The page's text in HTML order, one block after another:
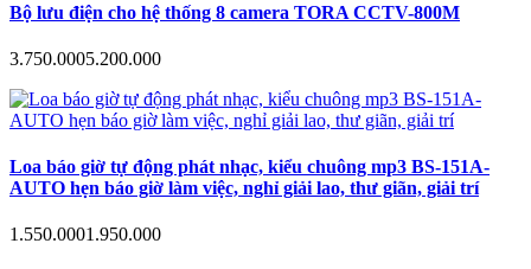
Bộ lưu điện cho hệ thống 8 camera TORA CCTV-800M
3.750.0005.200.000
Loa báo giờ tự động phát nhạc, kiểu chuông mp3 BS-151A-
AUTO hẹn báo giờ làm việc, nghỉ giải lao, thư giãn, giải trí
1.550.0001.950.000